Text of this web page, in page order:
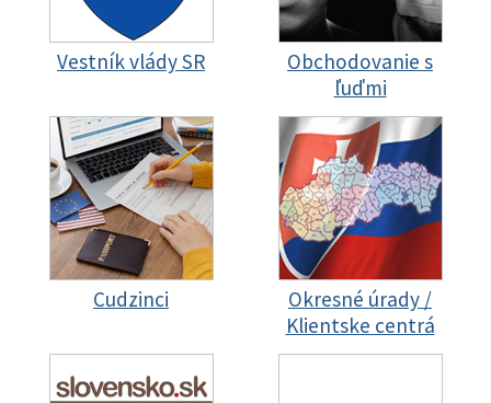
Vestník vlády SR
Obchodovanie s
ľuďmi
Cudzinci
Okresné úrady /
Klientske centrá